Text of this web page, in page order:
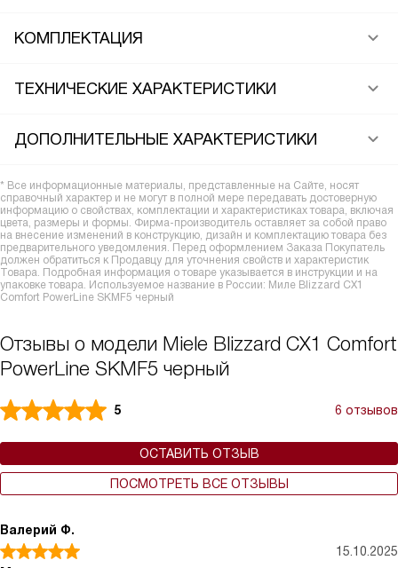
КОМПЛЕКТАЦИЯ
ТЕХНИЧЕСКИЕ ХАРАКТЕРИСТИКИ
ДОПОЛНИТЕЛЬНЫЕ ХАРАКТЕРИСТИКИ
* Все информационные материалы, представленные на Сайте, носят
справочный характер и не могут в полной мере передавать достоверную
информацию о свойствах, комплектации и характеристиках товара, включая
цвета, размеры и формы. Фирма-производитель оставляет за собой право
на внесение изменений в конструкцию, дизайн и комплектацию товара без
предварительного уведомления. Перед оформлением Заказа Покупатель
должен обратиться к Продавцу для уточнения свойств и характеристик
Товара. Подробная информация о товаре указывается в инструкции и на
упаковке товара. Используемое название в России: Миле Blizzard CX1
Comfort PowerLine SKMF5 черный
Отзывы о модели Miele Blizzard CX1 Comfort
PowerLine SKMF5 черный
5 6 отзывов
ОСТАВИТЬ ОТЗЫВ
ПОСМОТРЕТЬ ВСЕ ОТЗЫВЫ
Валерий Ф.
15.10.2025